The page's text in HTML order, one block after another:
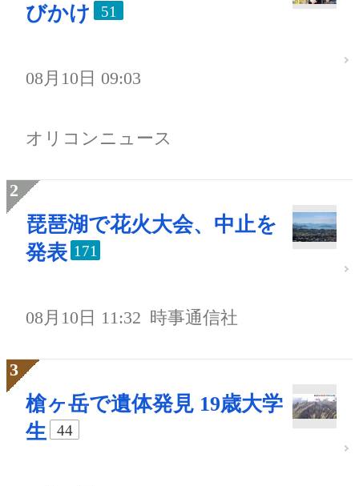
びかけ
51
08月10日 09:03
オリコンニュース
琵琶湖で花火大会、中止を
発表 171
08月10日 11:32 時事通信社
槍ヶ岳で遺体発見 19歳大学
生
44